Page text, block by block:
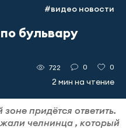
#видео новости
бульвару
722 0 0
2 мин на чтение
придётся ответить.
челнинца , который